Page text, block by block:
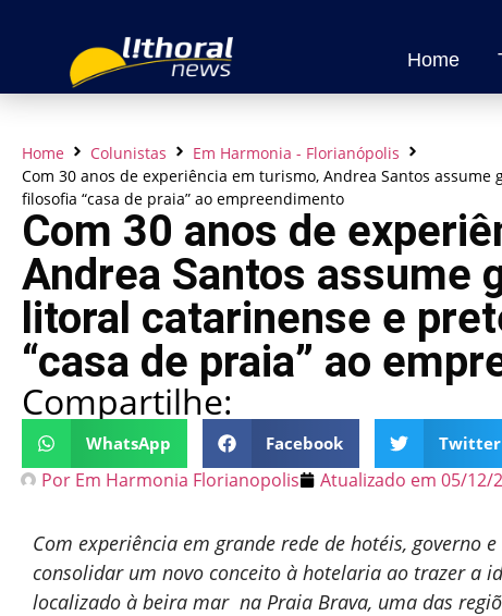
Home
Home Colunistas
Em Harmonia - Florianópolis
Com 30 anos de experiência em turismo, Andrea Santos
filosofia “casa de praia” ao empreendimento
Com 30 anos de
Andrea Santos assume
litoral catarinense e
“casa de praia” ao
Compartilhe:
WhatsApp Facebook Twitter
Por Em Harmonia Florianopolis Atualizado em 05/12/
Com experiência em grande rede de hotéis, governo
consolidar um novo conceito à hotelaria ao trazer a
localizado à beira mar na Praia Brava, uma das